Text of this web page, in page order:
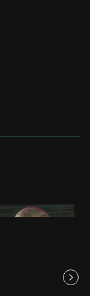
en CABA marcó
de tendencia con el